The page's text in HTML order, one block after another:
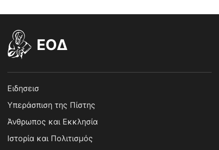
EOΔ
Ειδησεισ
Υπεράσπιση της Πίστης
Άνθρωπος και Εκκλησία
Ιστορία και Πολιτισμός